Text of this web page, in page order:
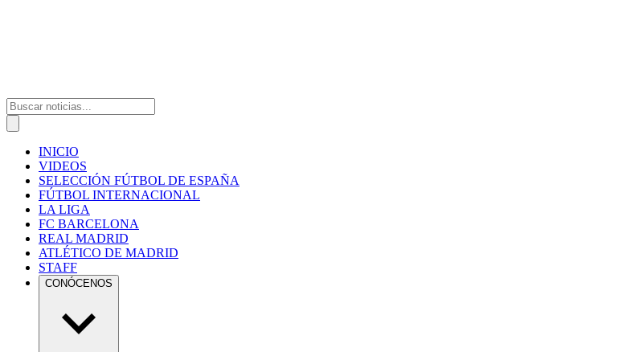
INICIO
VIDEOS
SELECCIÓN FÚTBOL DE ESPAÑA
FÚTBOL INTERNACIONAL
LA LIGA
FC BARCELONA
REAL MADRID
ATLÉTICO DE MADRID
STAFF
CONÓCENOS